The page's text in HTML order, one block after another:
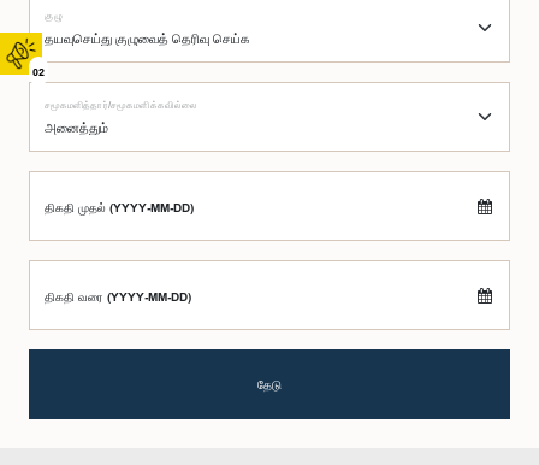
02
குழு
சமூகமளித்தார்/சமூகமளிக்கவில்லை
திகதி முதல் (YYYY-MM-DD)
திகதி வரை (YYYY-MM-DD)
தேடு